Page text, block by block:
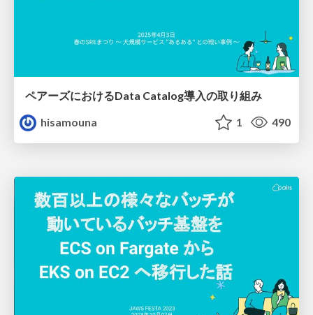
ペアーズにおけるData Catalog導入の取り組み
hisamouna
1 490